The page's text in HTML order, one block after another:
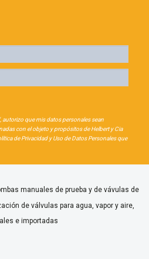
autorizo que mis datos personales sean
con el objeto y propósitos de Helbert y Cia
de Privacidad y Uso de Datos Personales que
manuales de prueba y de vávulas de
de válvulas para agua, vapor y aire,
e importadas